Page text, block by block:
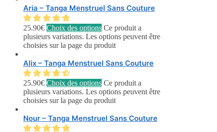
Aria – Tanga Menstruel Sans Couture
25.90€ Choix des options Ce produit a
plusieurs variations. Les options peuvent être
choisies sur la page du produit
Alix – Tanga Menstruel Sans Couture
25.90€ Choix des options Ce produit a
plusieurs variations. Les options peuvent être
choisies sur la page du produit
Nour – Tanga Menstruel Sans Couture